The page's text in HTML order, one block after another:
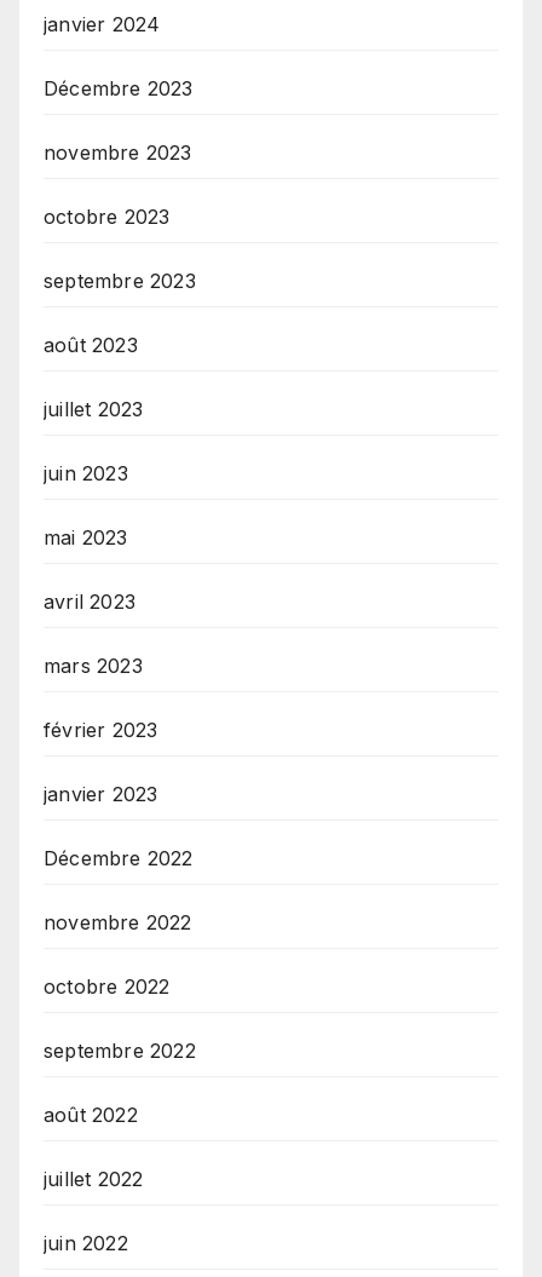
janvier 2024
Décembre 2023
novembre 2023
octobre 2023
septembre 2023
août 2023
juillet 2023
juin 2023
mai 2023
avril 2023
mars 2023
février 2023
janvier 2023
Décembre 2022
novembre 2022
octobre 2022
septembre 2022
août 2022
juillet 2022
juin 2022